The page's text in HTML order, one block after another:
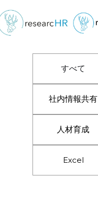
すべて
社内情報共有
人材育成
Excel